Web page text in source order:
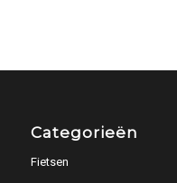
Categorieën
Fietsen